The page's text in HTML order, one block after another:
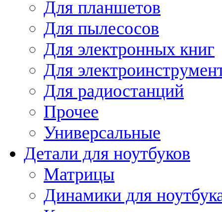
Для планшетов
Для пылесосов
Для электронных книг
Для
Для радиостанций
Прочее
Универсальные
Детали для ноутбуков
Матрицы
Динамики для